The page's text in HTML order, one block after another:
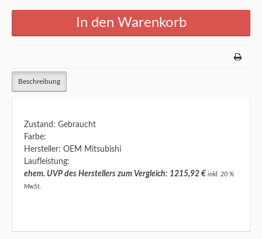
Beschreibung
Zustand: Gebraucht
Farbe:
Hersteller: OEM Mitsubishi
Laufleistung:
ehem. UVP des Herstellers zum Vergleich: 1215,92 € inkl. 20 %
MwSt.